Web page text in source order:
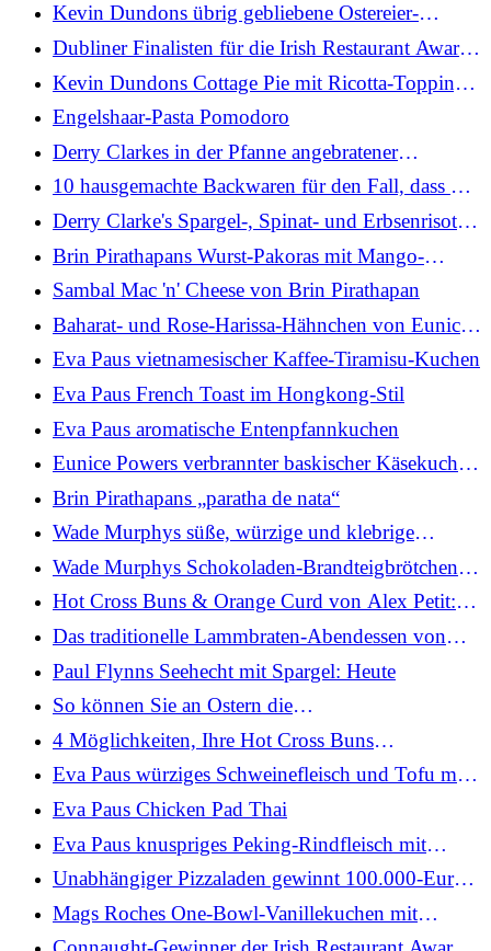
Kevin Dundons übrig gebliebene Ostereier-
Brownies
Dubliner Finalisten für die Irish Restaurant Awards
2026 bekannt gegeben
Kevin Dundons Cottage Pie mit Ricotta-Topping:
Heute
Engelshaar-Pasta Pomodoro
Derry Clarkes in der Pfanne angebratener
Kabeljau, Chorizo-Butter, Frühlingsgrün und
Sauerrahm
10 hausgemachte Backwaren für den Fall, dass Sie
Lust auf eine süße Leckerei haben
Derry Clarke's Spargel-, Spinat- und Erbsenrisotto,
pochiertes Ei und Parmesan
Brin Pirathapans Wurst-Pakoras mit Mango-
Koriander-Chutney
Sambal Mac 'n' Cheese von Brin Pirathapan
Baharat- und Rose-Harissa-Hähnchen von Eunice
Power mit Gewürzreis und Tahini
Eva Paus vietnamesischer Kaffee-Tiramisu-Kuchen
Eva Paus French Toast im Hongkong-Stil
Eva Paus aromatische Entenpfannkuchen
Eunice Powers verbrannter baskischer Käsekuchen
mit Blaubeerkompott und Sahne
Brin Pirathapans „paratha de nata“
Wade Murphys süße, würzige und klebrige
Schweinerippchen: Heute
Wade Murphys Schokoladen-Brandteigbrötchen:
Heute
Hot Cross Buns & Orange Curd von Alex Petit:
Heute
Das traditionelle Lammbraten-Abendessen von
Mags Roche: Heute
Paul Flynns Seehecht mit Spargel: Heute
So können Sie an Ostern die
Lebensmittelverschwendung reduzieren
4 Möglichkeiten, Ihre Hot Cross Buns
aufzubrauchen
Eva Paus würziges Schweinefleisch und Tofu mit
Jasminreis
Eva Paus Chicken Pad Thai
Eva Paus knuspriges Peking-Rindfleisch mit
gebratenen Nudeln
Unabhängiger Pizzaladen gewinnt 100.000-Euro-
Preis bei den Just Eat Awards
Mags Roches One-Bowl-Vanillekuchen mit
Pfirsich und Himbeere: Heute